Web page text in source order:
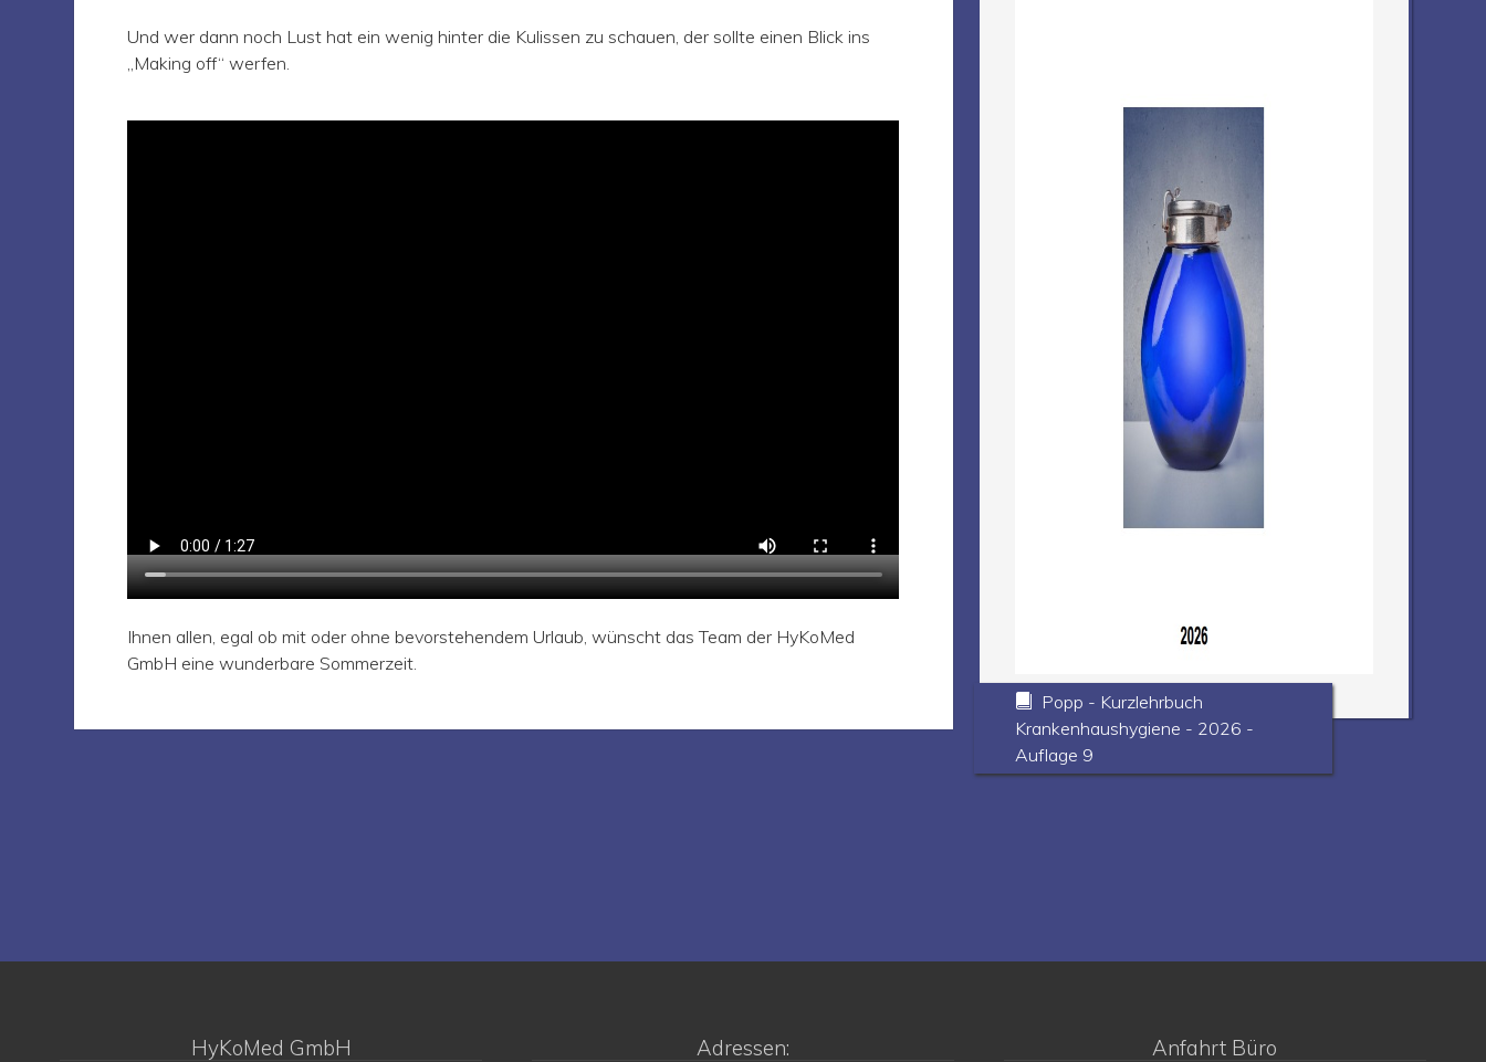
Und wer dann noch Lust hat ein wenig hinter die Kulissen zu schauen, der sollte einen Blick ins
„Making off“ werfen.
Ihnen allen, egal ob mit oder ohne bevorstehendem Urlaub, wünscht das Team der HyKoMed
GmbH eine wunderbare Sommerzeit.
Popp - Kurzlehrbuch
Krankenhaushygiene - 2026 -
Auflage 9
HyKoMed GmbH Adressen: Anfahrt Büro